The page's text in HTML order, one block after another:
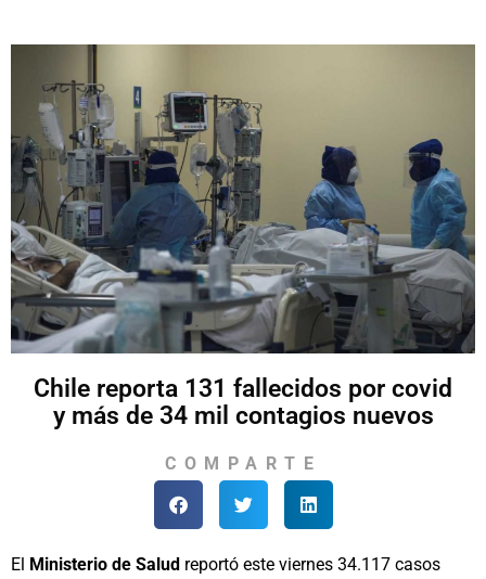
Chile reporta 131 fallecidos por covid
y más de 34 mil contagios nuevos
COMPARTE
El Ministerio de Salud reportó este viernes 34.117 casos